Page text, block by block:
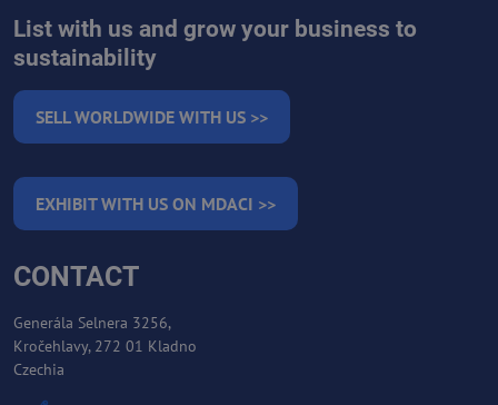
List with us and grow your business to
sustainability
SELL WORLDWIDE WITH US >>
EXHIBIT WITH US ON MDACI >>
CONTACT
Generála Selnera 3256,
Kročehlavy, 272 01 Kladno
Czechia